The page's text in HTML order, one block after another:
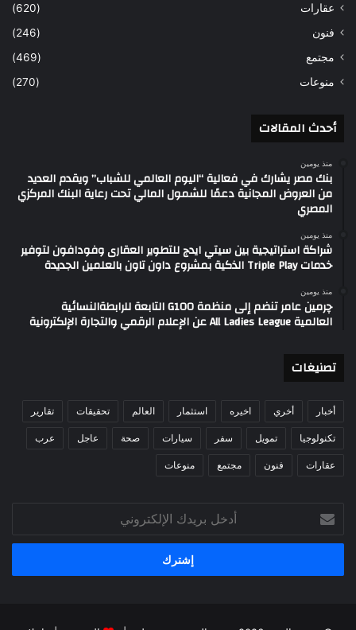
عقارات
(620)
فنون
(246)
مجتمع
(469)
منوعات
(270)
أحدث المقالات
منذ يومين
بنك مصر يشارك في فعالية “اليوم العالمي للشباب” ويقدم العديد
من العروض المجانية دعمًا للشمول المالي تحت رعاية البنك المركزي
المصري
منذ يومين
شراكة استراتيجية بين سيتي ايدج للتطوير العقارى وفودافون لتوفير
خدمات Triple Play الذكية بمشروع داون تاون بالعلمين الجديدة
منذ يومين
چرمين عامر تنضم إلى منظمة G100 التابعة للرابطةالنسائية
العالمية All Ladies League عن الإعلام الرقمي والتجارة الإلكترونية
تصنيغات
أخبار أخري اخيره استثمار العالم تحقيقات تقارير
تكنولوجيا تمويل سفر سيارات صحة عاجل عرب
عقارات فنون مجتمع منوعات
بريدك
الإلكتروني